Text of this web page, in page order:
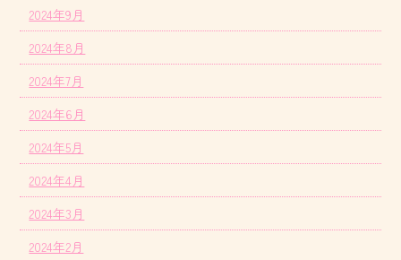
2024年9月
2024年8月
2024年7月
2024年6月
2024年5月
2024年4月
2024年3月
2024年2月